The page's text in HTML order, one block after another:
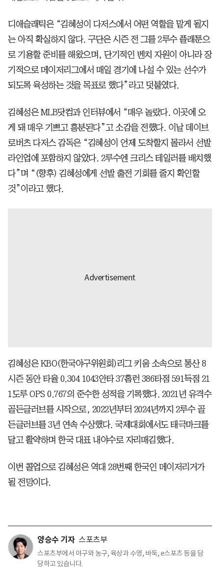
디애슬래틱은 “김혜성이 다저스에서 어떤 역할을 맡게 될지
는 아직 확실하지 않다. 구단은 시즌 전 그를 2루수 플래툰으
로 기용할 준비를 해왔으며, 단기적인 벤치 자원이 아니라 장
기적으로 메이저리그에서 매일 경기에 나설 수 있는 선수가
되도록 육성하는 것을 목표로 했다”라고 덧붙였다.
김혜성은 MLB닷컴과 인터뷰에서 “매우 놀랐다. 이곳에 오
게 돼 매우 기쁘고 흥분된다”고 소감을 전했다. 이날 데이브
로버츠 다저스 감독은 “김혜성이 언제 도착할지 몰라서 선발
라인업에 포함하지 않았다. 2루수엔 크리스 테일러를 배치했
다”며 “(향후) 김혜성에게 선발 출전 기회를 줄지 확인할
것”이라고 했다.
김혜성은 KBO(한국야구위원회)리그 키움 소속으로 통산 8
시즌 동안 타율 0.304 1043안타 37홈런 386타점 591득점 21
1도루 OPS 0.767의 준수한 성적을 기록했다. 2021년 유격수
골든글러브를 시작으로, 2022년부터 2024년까지 2루수 골
든글러브를 3년 연속 수상했다. 국제대회에서도 태극마크를
달고 활약하며 한국 대표 내야수로 자리매김했다.
이번 콜업으로 김혜성은 역대 28번째 한국인 메이저리거가
될 전망이다.
양승수 기자 스포츠부
스포츠부에서 야구와 농구, 육상과 수영, 바둑, e스포츠 등을 담
당하고 있습니다.